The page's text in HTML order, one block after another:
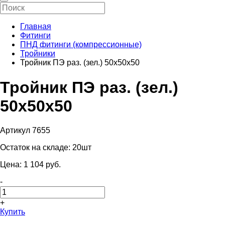
Главная
Фитинги
ПНД фитинги (компрессионные)
Тройники
Тройник ПЭ раз. (зел.) 50х50х50
Тройник ПЭ раз. (зел.)
50х50х50
Артикул 7655
Остаток на складе: 20шт
Цена: 1 104 pуб.
-
+
Купить